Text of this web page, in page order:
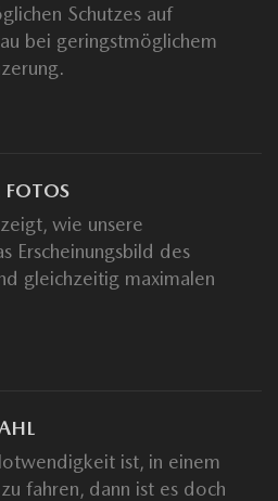
Schutzes auf
bei geringstmöglichem
FOTOS
wie unsere
Erscheinungsbild des
gleichzeitig maximalen
ist, in einem
fahren, dann ist es doch